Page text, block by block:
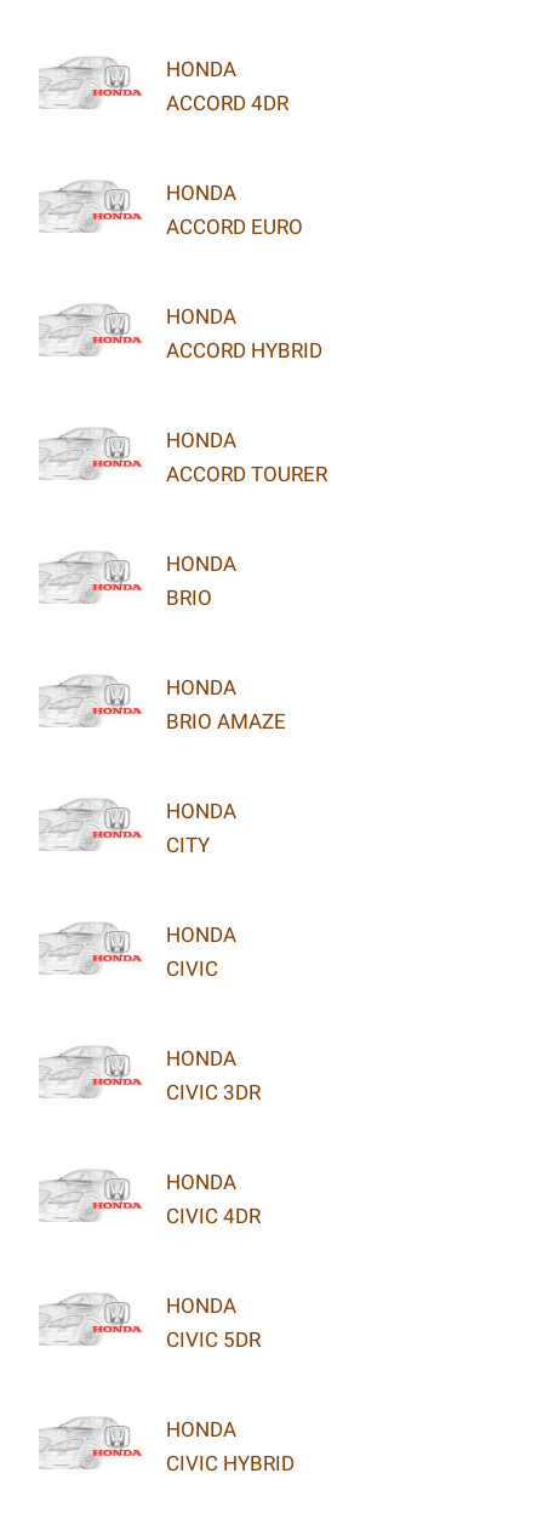
HONDA
ACCORD 4DR
HONDA
ACCORD EURO
HONDA
ACCORD HYBRID
HONDA
ACCORD TOURER
HONDA
BRIO
HONDA
BRIO AMAZE
HONDA
CITY
HONDA
CIVIC
HONDA
CIVIC 3DR
HONDA
CIVIC 4DR
HONDA
CIVIC 5DR
HONDA
CIVIC HYBRID